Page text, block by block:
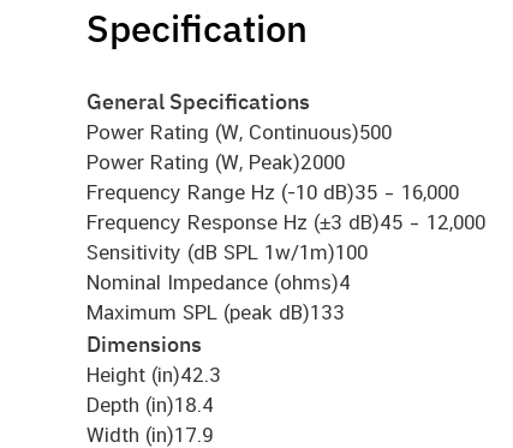
Specification
General Specifications
Power Rating (W, Continuous)500
Power Rating (W, Peak)2000
Frequency Range Hz (-10 dB)35 – 16,000
Frequency Response Hz (±3 dB)45 – 12,000
Sensitivity (dB SPL 1w/1m)100
Nominal Impedance (ohms)4
Maximum SPL (peak dB)133
Dimensions
Height (in)42.3
Depth (in)18.4
Width (in)17.9